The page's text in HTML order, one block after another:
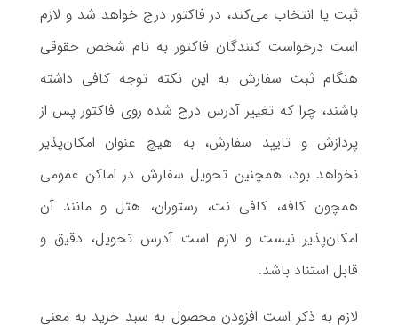
ثبت یا انتخاب می‌کند، در فاکتور درج خواهد شد و لازم
است درخواست کنندگان فاکتور به نام شخص حقوقی
هنگام ثبت سفارش به این نکته توجه کافی داشته
باشند، چرا که تغییر آدرس درج شده روی فاکتور پس از
پردازش و تایید سفارش، به هیچ عنوان امکان‌پذیر
نخواهد بود، همچنین تحویل سفارش در اماکن عمومی
همچون کافه، کافی نت، رستوران، هتل و مانند آن
امکان‌پذیر نیست و لازم است آدرس تحویل، دقیق و
قابل استناد باشد.
لازم به ذکر است افزودن محصول به سبد خرید به معنی